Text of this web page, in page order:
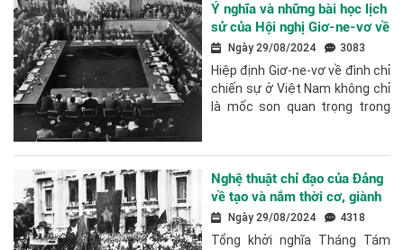
Ý nghĩa và những bài học lịch
sử của Hội nghị Giơ-ne-vơ về
Đông Dương năm 1954
Ngày 29/08/2024 3083
Hiệp định Giơ-ne-vơ về đình chỉ
chiến sự ở Việt Nam không chỉ
là mốc son quan trọng trong
Nghệ thuật chỉ đạo của Đảng
về tạo và nắm thời cơ, giành
thắng lợi trong Cách mạng
Tháng Tám năm 1945
Ngày 29/08/2024 4318
Tổng khởi nghĩa Tháng Tám